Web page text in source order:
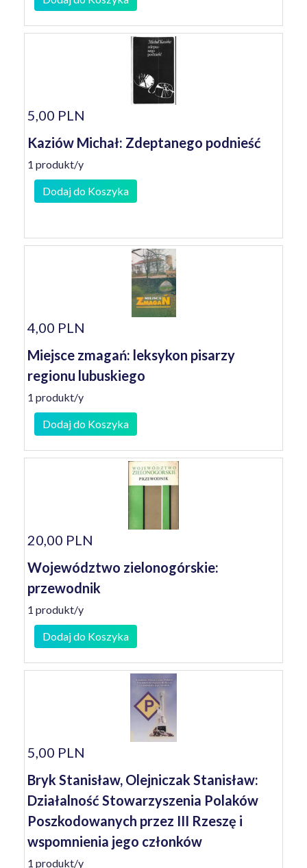
5,00 PLN
Kaziów Michał: Zdeptanego podnieść
1 produkt/y
Dodaj do Koszyka
4,00 PLN
Miejsce zmagań: leksykon pisarzy
regionu lubuskiego
1 produkt/y
Dodaj do Koszyka
20,00 PLN
Województwo zielonogórskie:
przewodnik
1 produkt/y
Dodaj do Koszyka
5,00 PLN
Bryk Stanisław, Olejniczak Stanisław:
Działalność Stowarzyszenia Polaków
Poszkodowanych przez III Rzeszę i
wspomnienia jego członków
1 produkt/y